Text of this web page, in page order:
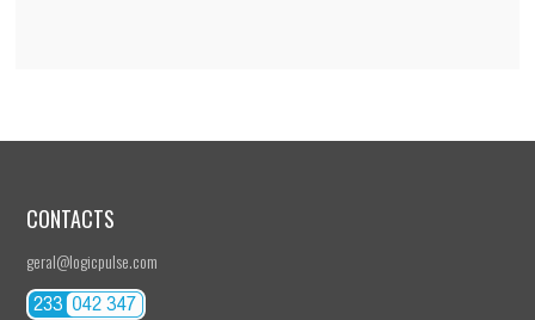
CONTACTS
geral@logicpulse.com